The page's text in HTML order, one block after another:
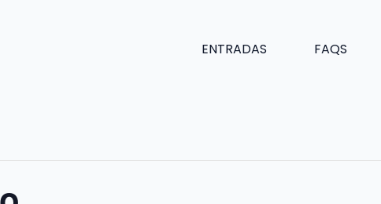
ENTRADAS FAQS